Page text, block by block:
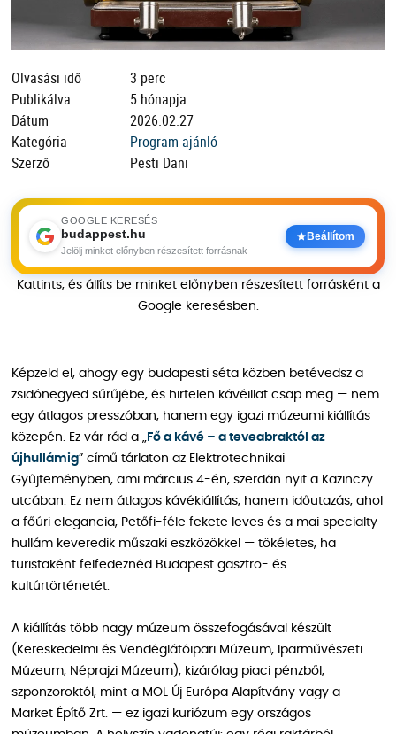
Olvasási idő
3 perc
Publikálva
5 hónapja
Dátum
2026.02.27
Kategória
Program ajánló
Szerző
Pesti Dani
GOOGLE KERESÉS
budappest.hu
Jelölj minket előnyben részesített forrásnak
Beállítom
Kattints, és állíts be minket előnyben részesített forrásként a
Google keresésben.
Képzeld el, ahogy egy budapesti séta közben betévedsz a
zsidónegyed sűrűjébe, és hirtelen kávéillat csap meg — nem
egy átlagos presszóban, hanem egy igazi múzeumi kiállítás
közepén. Ez vár rád a „ Fő a kávé – a teveabraktól az
újhullámig” című tárlaton az Elektrotechnikai
Gyűjteményben, ami március 4-én, szerdán nyit a Kazinczy
utcában. Ez nem átlagos kávékiállítás, hanem időutazás, ahol
a főúri elegancia, Petőfi-féle fekete leves és a mai specialty
hullám keveredik műszaki eszközökkel — tökéletes, ha
turistaként felfedeznéd Budapest gasztro- és
kultúrtörténetét.
A kiállítás több nagy múzeum összefogásával készült
(Kereskedelmi és Vendéglátóipari Múzeum, Iparművészeti
Múzeum, Néprajzi Múzeum), kizárólag piaci pénzből,
szponzoroktól, mint a MOL Új Európa Alapítvány vagy a
Market Építő Zrt. — ez igazi kuriózum egy országos